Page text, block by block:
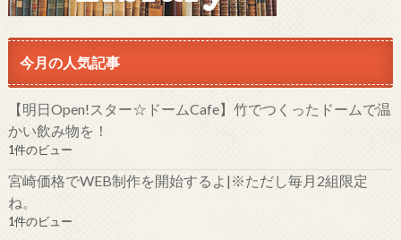
今月の人気記事
【明日Open!スター☆ドームCafe】竹でつくったドームで温
かい飲み物を！
1件のビュー
宮崎価格でWEB制作を開始するよ|※ただし毎月2組限定
ね。
1件のビュー